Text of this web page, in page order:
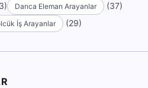
Darıca Eleman Arayanlar (37)
İş Arayanlar (29)